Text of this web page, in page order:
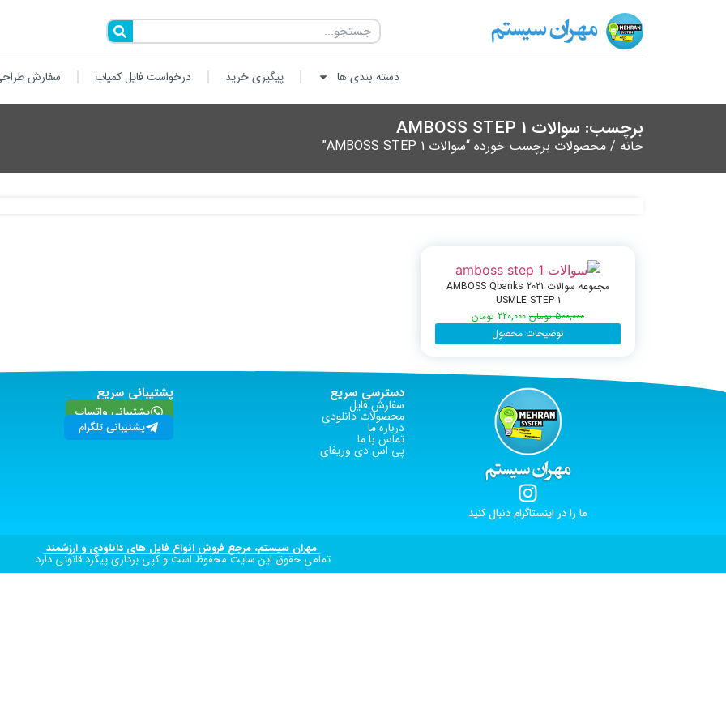
دسته بندی ها پیگیری خرید درخواست فایل کمیاب سفارش
برچسب: سوالات AMBOSS STEP 1
خانه / محصولات برچسب خورده “سوالات AMBOSS STEP 1”
مجموعه سوالات AMBOSS Qbanks 2021
USMLE STEP 1
500,000 تومان 220,000 تومان
توضیحات محصول
ما را در اینستاگرام دنبال کنید
دسترسی سریع
سفارش فایل
محصولات دانلودی
درباره ما
تماس با ما
پی اس دی وریفای
پشتیبانی سریع
پشتیبانی واتساپ
پشتیبانی تلگرام
مهران سیستم، مرجع فروش انواع فایل های دانلودی و ارزشمند
تمامی حقوق این سایت محفوظ است و کپی برداری پیگرد قانونی دارد.